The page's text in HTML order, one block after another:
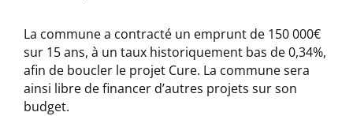
La commune a contracté un emprunt de 150 000€
sur 15 ans, à un taux historiquement bas de 0,34%,
afin de boucler le projet Cure. La commune sera
ainsi libre de financer d’autres projets sur son
budget.